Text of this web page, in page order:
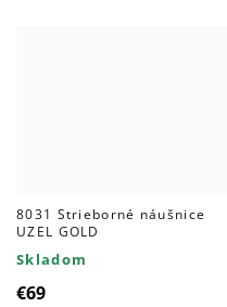
8031 Strieborné náušnice
UZEL GOLD
Skladom
€69